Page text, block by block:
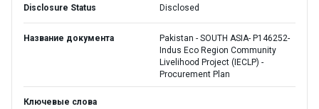
Disclosure Status Disclosed
Название документа
Pakistan - SOUTH ASIA- P146252-
Indus Eco Region Community
Livelihood Project (IECLP) -
Procurement Plan
Ключевые слова